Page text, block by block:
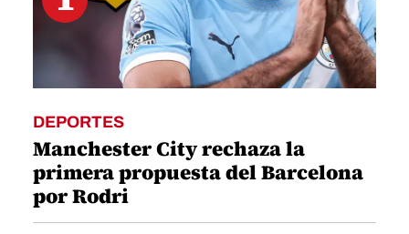
2 DEPORTES
No hay vuelta atrás: Noruega
pide la cabeza de Infantino,
presidente de la FIFA
3 DEPORTES
Lamine Yamal disfruta de sus
vacaciones en América